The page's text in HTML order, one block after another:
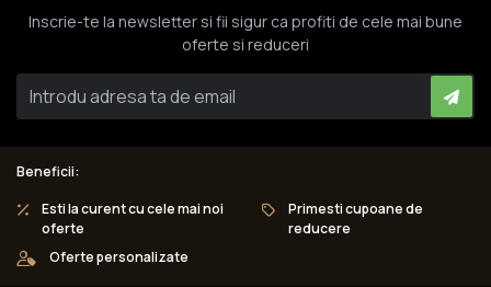
Inscrie-te la newsletter si fii sigur ca profiti de cele mai bune
oferte si reduceri
Beneficii:
Esti la curent cu cele mai noi
oferte
Primesti cupoane de
reducere
Oferte personalizate